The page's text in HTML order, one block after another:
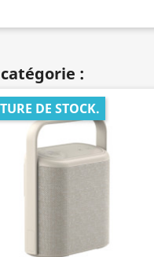
:
DE STOCK.